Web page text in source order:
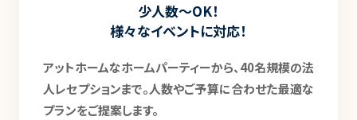
少人数〜OK！
様々なイベントに対応！
アットホームなホームパーティーから、40名規模の法
人レセプションまで。人数やご予算に合わせた最適な
プランをご提案します。